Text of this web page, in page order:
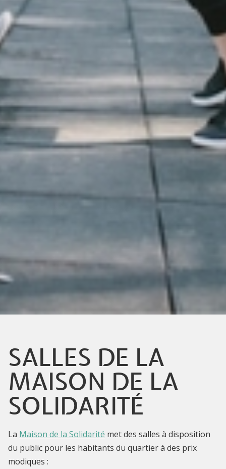
SALLES DE LA
MAISON DE LA
SOLIDARITÉ
La Maison de la Solidarité met des salles à disposition
du public pour les habitants du quartier à des prix
modiques :